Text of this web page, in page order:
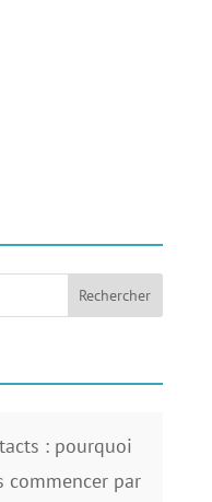
: pourquoi
par